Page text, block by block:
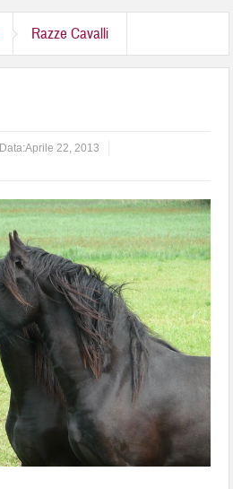
Razze Cavalli
Data:Aprile 22, 2013